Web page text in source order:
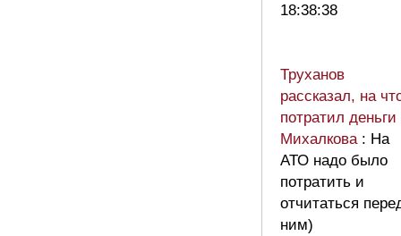
18:38:38
Труханов
рассказал, на
потратил деньги
Михалкова : На
АТО надо было
потратить и
отчитаться
ним)